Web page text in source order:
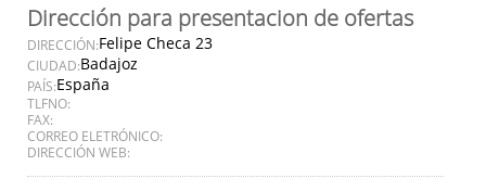
Dirección para presentacion de ofertas
DIRECCIÓN:Felipe Checa 23
CIUDAD:Badajoz
PAÍS:España
TLFNO:
FAX:
CORREO ELETRÓNICO:
DIRECCIÓN WEB: